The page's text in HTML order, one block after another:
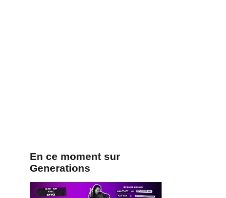
En ce moment sur
Generations